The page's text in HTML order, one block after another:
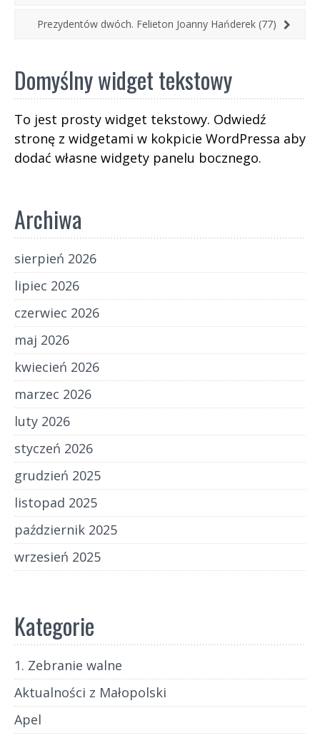
Prezydentów dwóch. Felieton Joanny Hańderek (77)
Domyślny widget tekstowy
To jest prosty widget tekstowy. Odwiedź
stronę z widgetami w kokpicie WordPressa aby
dodać własne widgety panelu bocznego.
Archiwa
sierpień 2026
lipiec 2026
czerwiec 2026
maj 2026
kwiecień 2026
marzec 2026
luty 2026
styczeń 2026
grudzień 2025
listopad 2025
październik 2025
wrzesień 2025
Kategorie
1. Zebranie walne
Aktualności z Małopolski
Apel